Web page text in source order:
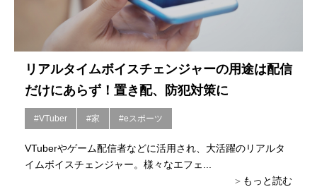
リアルタイムボイスチェンジャーの用途は配信
だけにあらず！置き配、防犯対策に
#VTuber #家 #eスポーツ
VTuberやゲーム配信者などに活用され、大活躍のリアルタ
イムボイスチェンジャー。様々なエフェ...
もっと読む